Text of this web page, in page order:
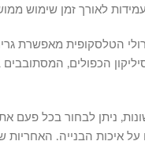
לאורך זמן שימוש
הטלסקופית מאפשרת
ניתן לבחור בכל
על הסט מעניקה שקט נפשי נוסף לשימוש חוזר לאורך